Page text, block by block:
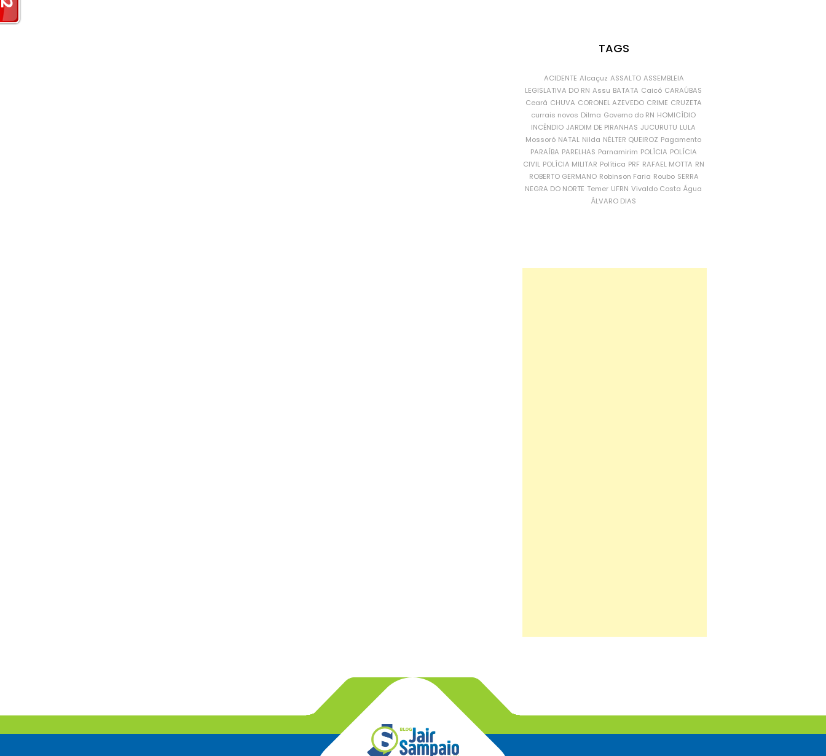
TAGS
ACIDENTE Alcaçuz ASSALTO ASSEMBLEIA
LEGISLATIVA DO RN Assu BATATA Caicó CARAÚBAS
Ceará CHUVA CORONEL AZEVEDO CRIME CRUZETA
currais novos Dilma Governo do RN HOMICÍDIO
INCÊNDIO JARDIM DE PIRANHAS JUCURUTU LULA
Mossoró NATAL Nilda NÉLTER QUEIROZ Pagamento
PARAÍBA PARELHAS Parnamirim POLÍCIA POLÍCIA
CIVIL POLÍCIA MILITAR Política PRF RAFAEL MOTTA RN
ROBERTO GERMANO Robinson Faria Roubo SERRA
NEGRA DO NORTE Temer UFRN Vivaldo Costa Água
ÁLVARO DIAS